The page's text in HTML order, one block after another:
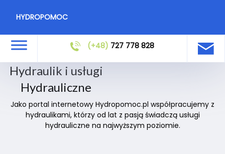
HYDROPOMOC
(+48) 727 778 828
Hydraulik i usługi
Hydrauliczne
Jako portal internetowy Hydropomoc.pl współpracujemy z
hydraulikami, którzy od lat z pasją świadczą usługi
hydrauliczne na najwyższym poziomie.